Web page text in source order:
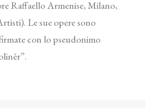
Raffaello Armenise, Milano,
Le sue opere sono
con lo pseudonimo